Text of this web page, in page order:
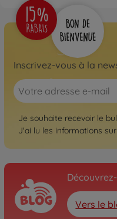
Inscrivez-vous à la
Je souhaite recevoir le
J'ai lu les informations
Vers le